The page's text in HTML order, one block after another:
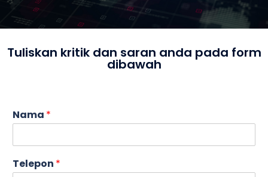
Tuliskan kritik dan saran anda pada form
dibawah
Nama *
T
e
Telepon *